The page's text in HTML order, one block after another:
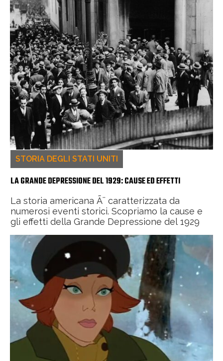
STORIA DEGLI STATI UNITI
LA GRANDE DEPRESSIONE DEL 1929: CAUSE ED EFFETTI
La storia americana Ã¨ caratterizzata da
numerosi eventi storici. Scopriamo la cause e
gli effetti della Grande Depressione del 1929